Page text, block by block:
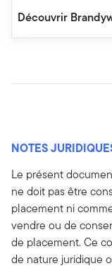
Découvrir
NOTES
Le présent
ne doit pas être
placement ni
vendre ou de
de placement. Ce
de nature juridique